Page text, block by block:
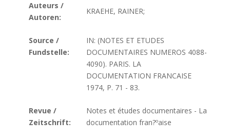
Auteurs /
Autoren:
KRAEHE, RAINER;
Source /
Fundstelle:
IN: (NOTES ET ETUDES
DOCUMENTAIRES NUMEROS 4088-
4090). PARIS. LA
DOCUMENTATION FRANCAISE
1974, P. 71 - 83.
Revue /
Zeitschrift:
Notes et études documentaires - La
documentation fran?ºaise